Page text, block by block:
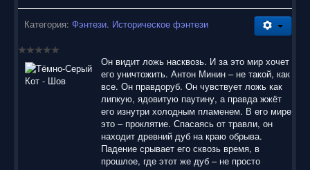
Категория: Фэнтези. Историческое фэнтези
Он видит ложь насквозь. И за это мир хочет
его уничтожить. Антон Минин – не такой, как
все. Он правдоруб. Он чувствует ложь как
липкую, ядовитую паутину, а правда жжёт
его изнутри холодным пламенем. В его мире
это – проклятие. Спасаясь от травли, он
находит древний дуб на краю обрыва.
Падение срывает его сквозь время, в
прошлое, где этот же дуб – не просто